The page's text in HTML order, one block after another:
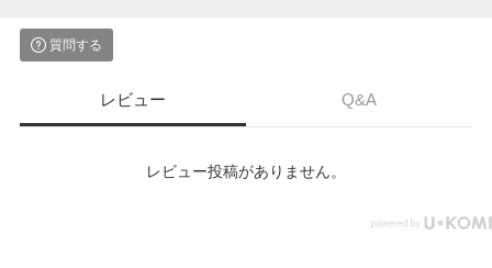
質問する
レビュー Q&A
レビュー投稿がありません。